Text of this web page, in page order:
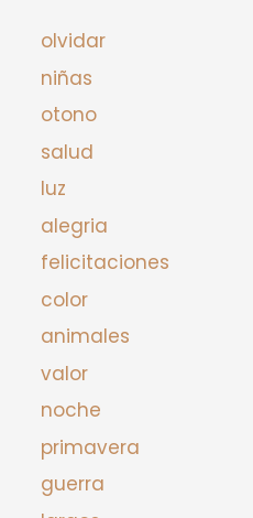
olvidar
niñas
otono
salud
luz
alegria
felicitaciones
color
animales
valor
noche
primavera
guerra